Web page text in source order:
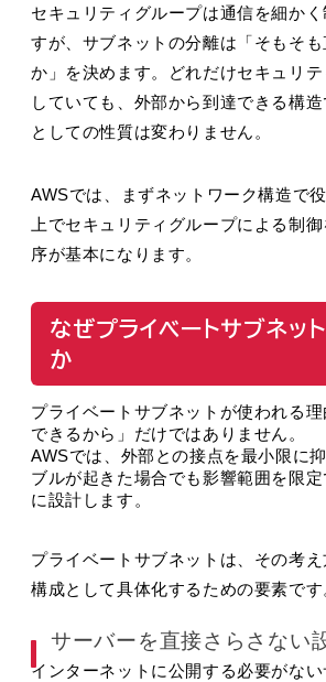
セキュリティグループは通信を細か
すが、サブネットの分離は「そもそも
か」を決めます。どれだけセキュリ
していても、外部から到達できる構
としての性質は変わりません。
AWSでは、まずネットワーク構造で
上でセキュリティグループによる制
序が基本になります。
なぜプライベートサブネッ
か
プライベートサブネットが使われる
できるから」だけではありません。
AWSでは、外部との接点を最小限に
ブルが起きた場合でも影響範囲を限
に設計します。
プライベートサブネットは、その考
構成として具体化するための要素です
サーバーを直接さらさない
インターネットに公開する必要がな